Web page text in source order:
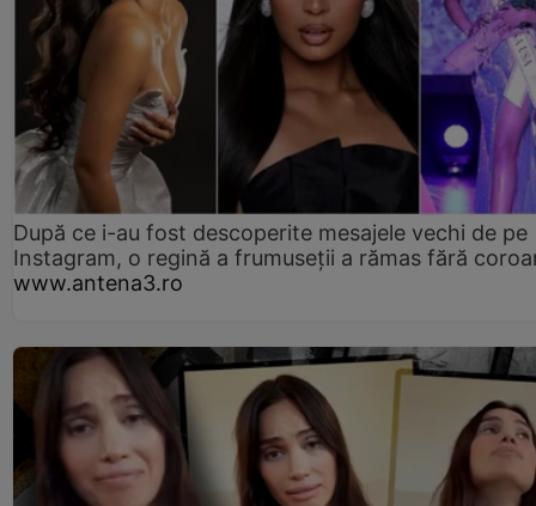
După ce i-au fost descoperite mesajele vechi de pe
Instagram, o regină a frumuseții a rămas fără
www.antena3.ro